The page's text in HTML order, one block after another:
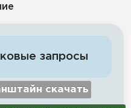
запросы
скачать